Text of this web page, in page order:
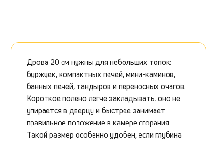
Дрова 20 см нужны для небольших топок:
буржуек, компактных печей, мини-каминов,
банных печей, тандыров и переносных очагов.
Короткое полено легче закладывать, оно не
упирается в дверцу и быстрее занимает
правильное положение в камере сгорания.
Такой размер особенно удобен, если глубина